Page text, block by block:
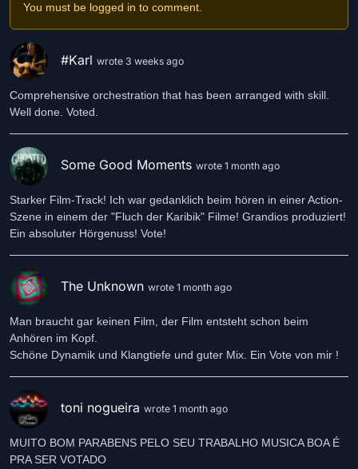
You must be logged in to comment.
#Karl wrote 3 weeks ago
Comprehensive orchestration that has been arranged with skill.
Well done. Voted.
Some Good Moments wrote 1 month ago
Starker Film-Track! Ich war gedanklich beim hören in einer Action-
Szene in einem der "Fluch der Karibik" Filme! Grandios produziert!
Ein absoluter Hörgenuss! Vote!
The Unknown wrote 1 month ago
Man braucht gar keinen Film, der Film entsteht schon beim
Anhören im Kopf.
Schöne Dynamik und Klangtiefe und guter Mix. Ein Vote von mir !
toni nogueira wrote 1 month ago
MUITO BOM PARABENS PELO SEU TRABALHO MUSICA BOA É